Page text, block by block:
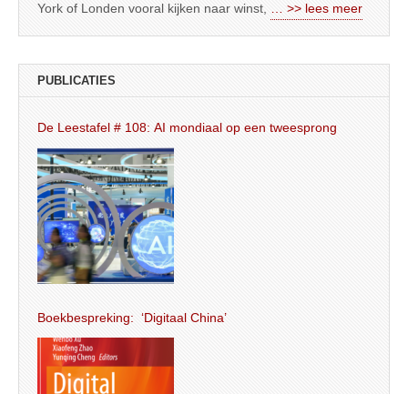
York of Londen vooral kijken naar winst, … >> lees meer
PUBLICATIES
De Leestafel # 108: AI mondiaal op een tweesprong
Boekbespreking: ‘Digitaal China’